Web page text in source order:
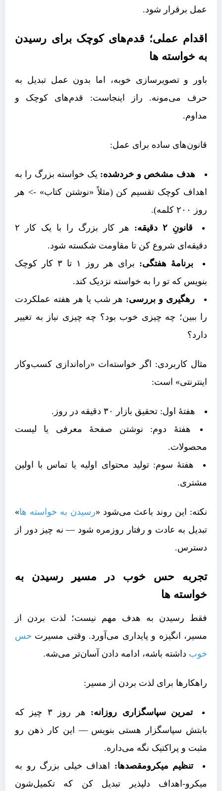
عمل برقرار شود.
اقدام عملی؛ قدم‌های کوچک برای رسیدن
به خواسته ها
باور و تصویرسازی خوبه، اما بدون عمل تبدیل به
حرف می‌مونه. راز اینجاست: قدم‌های کوچک و
مداوم.
قانون‌های ساده برای عمل:
هدف مشخص و خردشده: یک خواسته بزرگ را به
اهداف کوچک تقسیم کن (مثلاً «نوشتن کتاب» -> هر
روز ۲۰۰ کلمه).
قانونِ ۲ دقیقه:
هر کار بزرگ را با یک کار ۲
دقیقه‌ای شروع کن تا مقاومت شکسته شود.
برنامهٔ هفتگی:
برای هر روز ۱ تا ۳ کار کوچک
بنویس که تو را به خواسته نزدیک کند.
رهگیری و بررسی: هر شب یا هر هفته عملکردت
را ببین؛ چه چیزی خوب بود؟ چه چیزی نیاز به تغییر
دارد؟
مثال کاربردی: اگر خواسته‌ات «راه‌اندازی کسب‌وکار
اینترنتی» است:
هفتهٔ اول: تحقیق بازار ۳۰ دقیقه در روز.
هفتهٔ دوم: نوشتن صفحهٔ معرفی یا لیست
محصولات.
هفتهٔ سوم: تولید محتوای اولیه یا تماس با اولین
مشتری.
نکته: این روند باعث می‌شود «رسیدن به خواسته ها»
تبدیل به عادت و رفتار روزمره شود — نه چیز دور از
دسترس.
تجربه حس خوب در مسیر رسیدن به
خواسته ها
فقط رسیدن به هدف مهم نیست؛ لذت بردن از
مسیر، انگیزه و پایداری می‌آورد. وقتی مسیرت حس
خوب داشته باشه، ادامه دادن آسان‌تر می‌شه.
راهکارها برای لذت بردن از مسیر:
تمرین سپاسگزاری روزانه:
هر روز ۳ چیز که
بابتش سپاسگزار هستی بنویس — این کار ذهن رو
مثبت و پراکتیک نگه می‌داره.
تنظیم میکرومقصدها: اهداف خیلی بزرگ رو به
میکرو-اهداف دلپذیر تبدیل کن که تکمیل‌شون